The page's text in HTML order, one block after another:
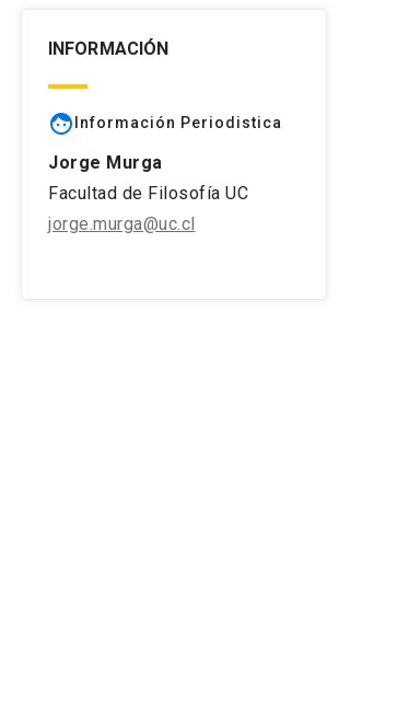
INFORMACIÓN
faceInformación Periodistica
Jorge Murga
Facultad de Filosofía UC
jorge.murga@uc.cl